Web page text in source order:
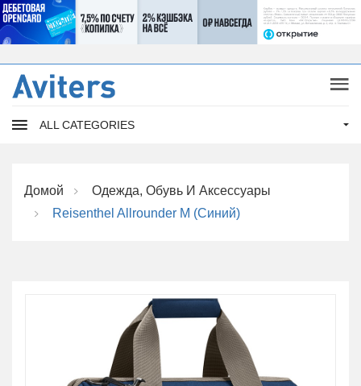
ALL CATEGORIES
Домой
Одежда, Обувь И Аксессуары
Reisenthel Allrounder M (синий)